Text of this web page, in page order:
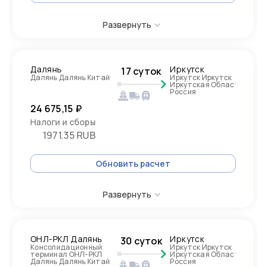
Развернуть
Далянь
Далянь Далянь Китай 17 суток Иркутск
Иркутск Иркутск
Иркутская Область,
Россия
24 675,15 ₽
Налоги и сборы
1971.35 RUB
Обновить расчет
Развернуть
ОНЛ-РКЛ Далянь
Консолидационный
терминал ОНЛ-РКЛ
Далянь Далянь Китай
30 суток Иркутск
Иркутск Иркутск
Иркутская Область,
Россия